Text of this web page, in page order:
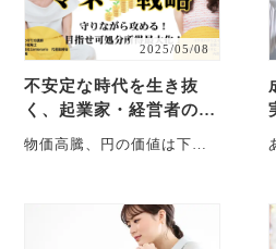
2025/05/08
不安定な時代を生き抜
く、起業家・経営者のた
めの最強マネー戦略
物価高騰、円の価値は下が
「攻めと守りのお金